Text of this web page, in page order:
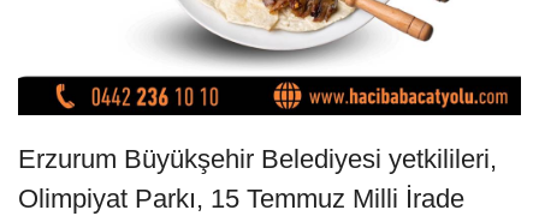
Erzurum Büyükşehir Belediyesi yetkilileri,
Olimpiyat Parkı, 15 Temmuz Milli İrade